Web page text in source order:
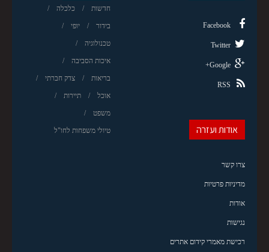
חדשות כלכלה
בידור יופי
טכנולוגיה
איכות הסביבה
בריאות צדק חברתי
אוכל תיירות
משפט
טיולי משפחות לחו"ל
Facebook
Twitter
Google+
RSS
אודות ועזרה
צרו קשר
מדיניות פרטיות
אודות
נגישות
רכישת מאמרי קידום אתרים